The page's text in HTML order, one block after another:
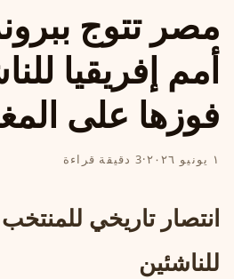
مصر تتوج
أمم إفريقيا
فوزها على
١ يونيو ٢٠٢٦ ·3 دقيقة قراءة
انتصار تاريخي
للناشئين